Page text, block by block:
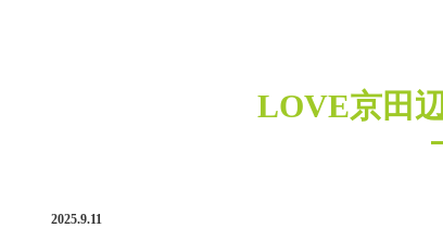
LOVE京田
2025.9.11